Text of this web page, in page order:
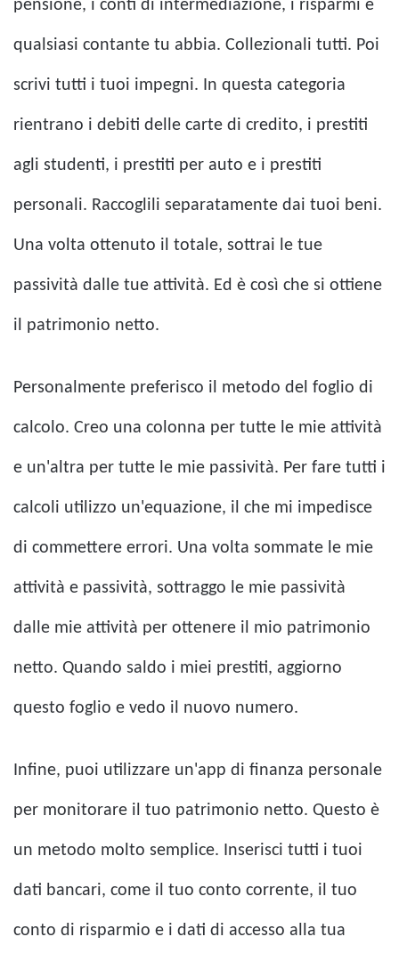
pensione, i conti di intermediazione, i risparmi e
qualsiasi contante tu abbia. Collezionali tutti. Poi
scrivi tutti i tuoi impegni. In questa categoria
rientrano i debiti delle carte di credito, i prestiti
agli studenti, i prestiti per auto e i prestiti
personali. Raccoglili separatamente dai tuoi beni.
Una volta ottenuto il totale, sottrai le tue
passività dalle tue attività. Ed è così che si ottiene
il patrimonio netto.
Personalmente preferisco il metodo del foglio di
calcolo. Creo una colonna per tutte le mie attività
e un'altra per tutte le mie passività. Per fare tutti i
calcoli utilizzo un'equazione, il che mi impedisce
di commettere errori. Una volta sommate le mie
attività e passività, sottraggo le mie passività
dalle mie attività per ottenere il mio patrimonio
netto. Quando saldo i miei prestiti, aggiorno
questo foglio e vedo il nuovo numero.
Infine, puoi utilizzare un'app di finanza personale
per monitorare il tuo patrimonio netto. Questo è
un metodo molto semplice. Inserisci tutti i tuoi
dati bancari, come il tuo conto corrente, il tuo
conto di risparmio e i dati di accesso alla tua